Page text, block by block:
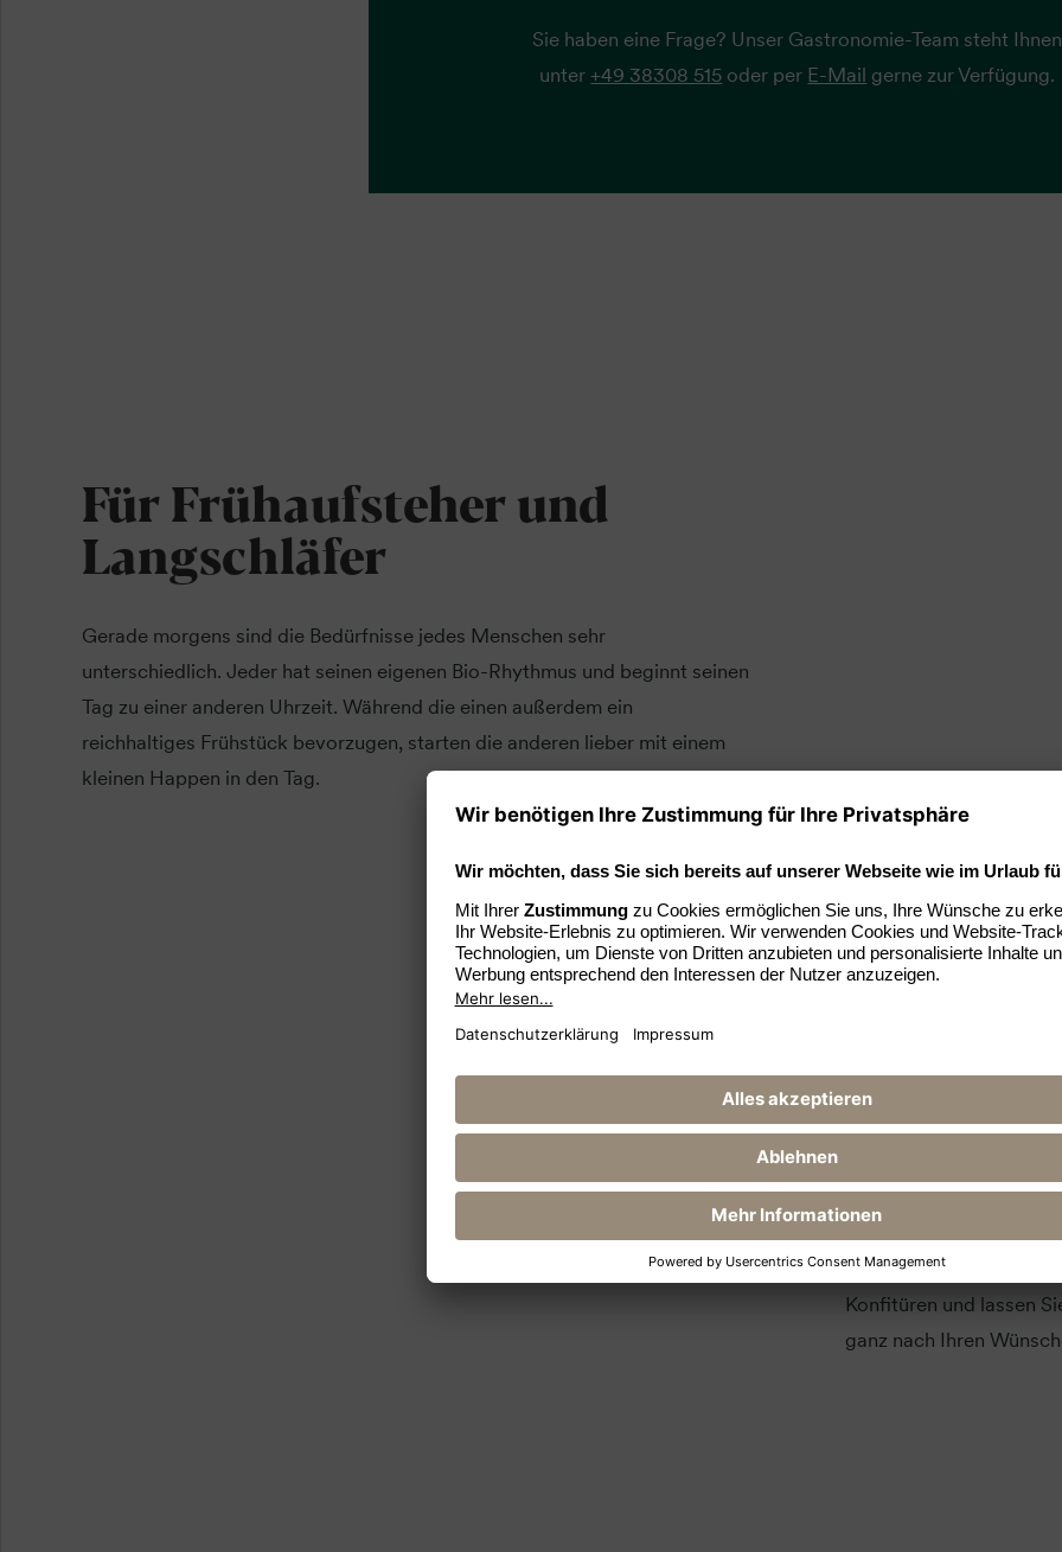
Sie haben eine Frage? Unser Gastronomie-Team steht Ihnen
unter+49 38308 515 oder per E-Mail gerne zur Verfügung.
Für Frühaufsteher und
Langschläfer
Gerade morgens sind die Bedürfnisse jedes Menschen sehr
unterschiedlich. Jeder hat seinen eigenen Bio-Rhythmus und beginnt seinen
Tag zu einer anderen Uhrzeit. Während die einen außerdem ein
reichhaltiges Frühstück bevorzugen, starten die anderen lieber mit einem
kleinen Happen in den Tag.
Damit bei uns im
Büfetts mit einer
etwas dabei! Kleiner
Konfitüren und lassen
ganz nach Ihren